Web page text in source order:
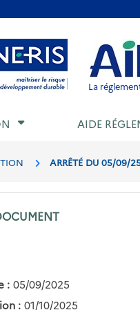
menu Aller au
La
AIDE
ARRÊTÉ DU 05/09/
: 05/09/2025
: 01/10/2025